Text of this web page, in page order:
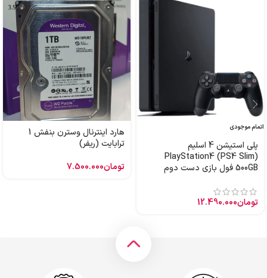
اتمام موجودی
پلی استیشن 4 اسلیم
PlayStation4 (PS4 Slim)
500GB فول بازی دست دوم
تومان12.490.000
هارد اینترنال وسترن بنفش 1
ترابایت (ریفر)
تومان7.500.000